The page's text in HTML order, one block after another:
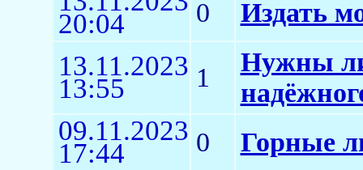
20:04 0 Издать
13.11.2023
13:55 1
Нужны
09.11.2023
17:44 0 Горные